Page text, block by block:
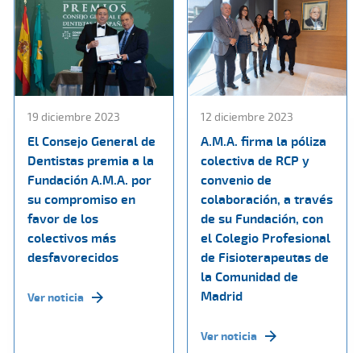
19 diciembre 2023
El Consejo General de
Dentistas premia a la
Fundación A.M.A. por
su compromiso en
favor de los
colectivos más
desfavorecidos
Ver noticia
12 diciembre 2023
A.M.A. firma la póliza
colectiva de RCP y
convenio de
colaboración, a través
de su Fundación, con
el Colegio Profesional
de Fisioterapeutas de
la Comunidad de
Madrid
Ver noticia